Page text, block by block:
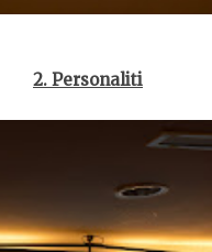
2. Personaliti